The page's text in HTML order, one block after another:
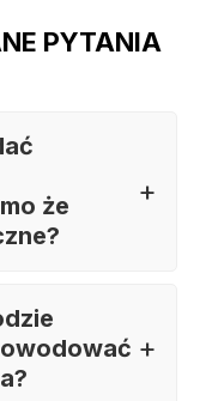
PYTANIA
że